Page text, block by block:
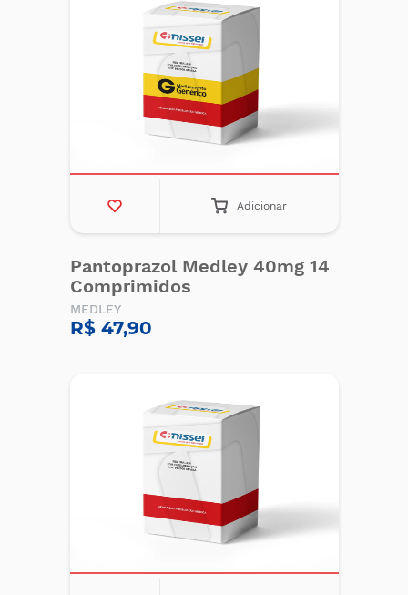
Adicionar
Pantoprazol Medley 40mg 14
Comprimidos
MEDLEY
R$ 47,90